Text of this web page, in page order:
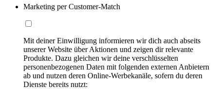
Marketing per Customer-Match
Mit deiner Einwilligung informieren wir dich auch abseits
unserer Website über Aktionen und zeigen dir relevante
Produkte. Dazu gleichen wir deine verschlüsselten
personenbezogenen Daten mit folgenden externen Anbietern
ab und nutzen deren Online-Werbekanäle, sofern du deren
Dienste bereits nutzt: